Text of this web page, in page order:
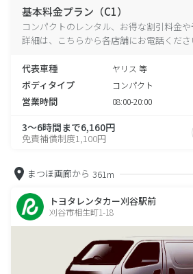
基本料金プラン（C1）
コンパクトのレンタル、お得な割引料金
詳細は、こちらから各店舗にお電話くださ
代表車種 ヤリス 等
ボディタイプ コンパクト
営業時間 08:00-20:00
3～6時間まで6,160円
免責補償制度1,100円
まつほ画廊から 361m
トヨタレンタカー刈谷駅前
刈谷市相生町1-18